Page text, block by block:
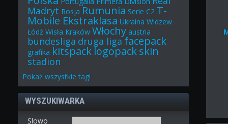
Madryt Rosja Rumunia Serie C2 T-
Mobile Ekstraklasa Ukraina Widzew
Łódź Wisła Kraków Włochy austria
bundesliga druga ligafacepack
grafika kitspacklogopackskin
stadion
Pokażwszystkie tagi
WYSZUKIWARKA
Slowo